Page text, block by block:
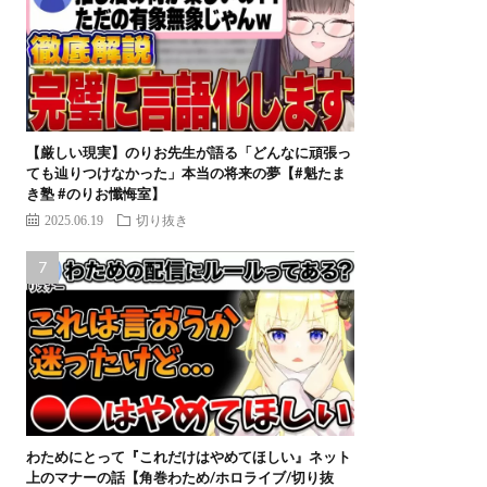
【厳しい現実】のりお先生が語る「どんなに頑張っ
ても辿りつけなかった」本当の将来の夢【#魁たま
き塾 #のりお懺悔室】
2025.06.19 切り抜き
わためにとって『これだけはやめてほしい』ネット
上のマナーの話【角巻わため/ホロライブ/切り抜